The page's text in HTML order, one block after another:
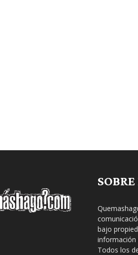
bajo
información
Todos los